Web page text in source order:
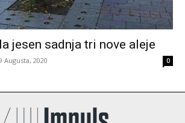
jesen sadnja tri nove aleje
Augusta, 2020 0